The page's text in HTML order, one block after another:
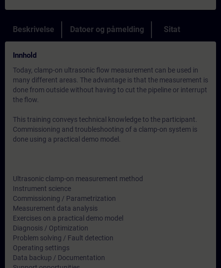
Beskrivelse Datoer og påmelding Sitat
Innhold
Today, clamp-on ultrasonic flow measurement can be used in
many different areas. The advantage is that the measurement is
done from outside without having to cut the pipeline or interrupt
the flow.
This training conveys technical knowledge to the participant.
Commissioning and troubleshooting of a clamp-on system is
done using a practical demo model.
Ultrasonic clamp-on measurement method
Instrument science
Commissioning / Parametrization
Measurement data analysis
Exercises on a practical demo model
Diagnosis / Optimization
Problem solving / Fault detection
Operating settings
Data backup / Documentation